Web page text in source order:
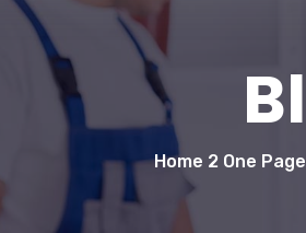
Home 2 One Page